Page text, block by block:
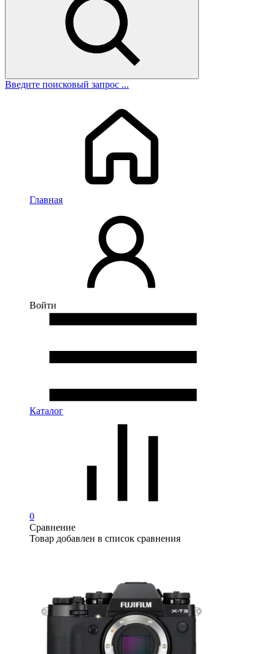
Введите поисковый запрос ...
Главная
Войти
Каталог
0
Сравнение
Товар добавлен в список сравнения